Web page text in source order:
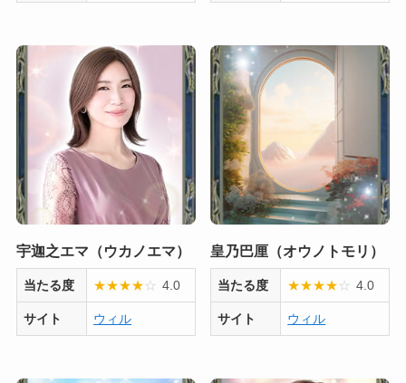
宇迦之エマ（ウカノエマ）
当たる度 ★★★★☆ 4.0
サイト ウィル
皇乃巴厘（オウノトモリ）
当たる度 ★★★★☆ 4.0
サイト ウィル